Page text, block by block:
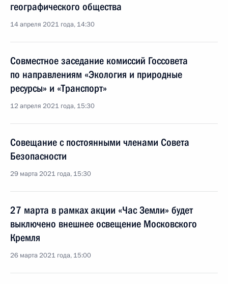
географического общества
14 апреля 2021 года, 14:30
Совместное заседание комиссий Госсовета
по направлениям «Экология и природные
ресурсы» и «Транспорт»
12 апреля 2021 года, 15:30
Совещание с постоянными членами Совета
Безопасности
29 марта 2021 года, 15:30
27 марта в рамках акции «Час Земли» будет
выключено внешнее освещение Московского
Кремля
26 марта 2021 года, 15:00